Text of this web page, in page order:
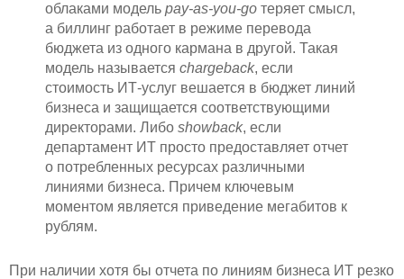
облаками модель pay-as-you-goтеряет смысл,
а биллинг работает в режиме перевода
бюджета из одного кармана в другой. Такая
модель называется chargeback, если
стоимость ИТ-услуг вешается в бюджет линий
бизнеса и защищается соответствующими
директорами. Либо showback, если
департамент ИТ просто предоставляет отчет
о потребленных ресурсах различными
линиями бизнеса. Причем ключевым
моментом является приведение мегабитов к
рублям.
При наличии хотя бы отчета по линиям бизнеса ИТ резко